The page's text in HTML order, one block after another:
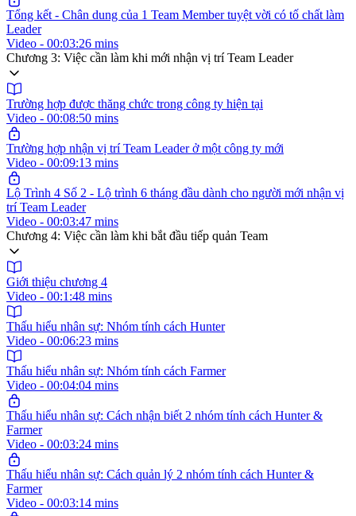
Tổng kết - Chân dung của 1 Team Member tuyệt vời có tố chất làm
Leader
Video - 00:03:26 mins
Chương 3: Việc cần làm khi mới nhận vị trí Team Leader
Trường hợp được thăng chức trong công ty hiện tại
Video - 00:08:50 mins
Trường hợp nhận vị trí Team Leader ở một công ty mới
Video - 00:09:13 mins
Lộ Trình 4 Số 2 - Lộ trình 6 tháng đầu dành cho người mới nhận vị
trí Team Leader
Video - 00:03:47 mins
Chương 4: Việc cần làm khi bắt đầu tiếp quản Team
Giới thiệu chương 4
Video - 00:1:48 mins
Thấu hiểu nhân sự: Nhóm tính cách Hunter
Video - 00:06:23 mins
Thấu hiểu nhân sự: Nhóm tính cách Farmer
Video - 00:04:04 mins
Thấu hiểu nhân sự: Cách nhận biết 2 nhóm tính cách Hunter &
Farmer
Video - 00:03:24 mins
Thấu hiểu nhân sự: Cách quản lý 2 nhóm tính cách Hunter &
Farmer
Video - 00:03:14 mins